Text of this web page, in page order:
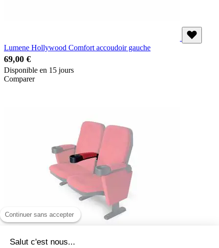
Lumene Hollywood Comfort accoudoir gauche
69,00 €
Disponible en 15 jours
Comparer
Continuer sans accepter
Salut c'est nous...